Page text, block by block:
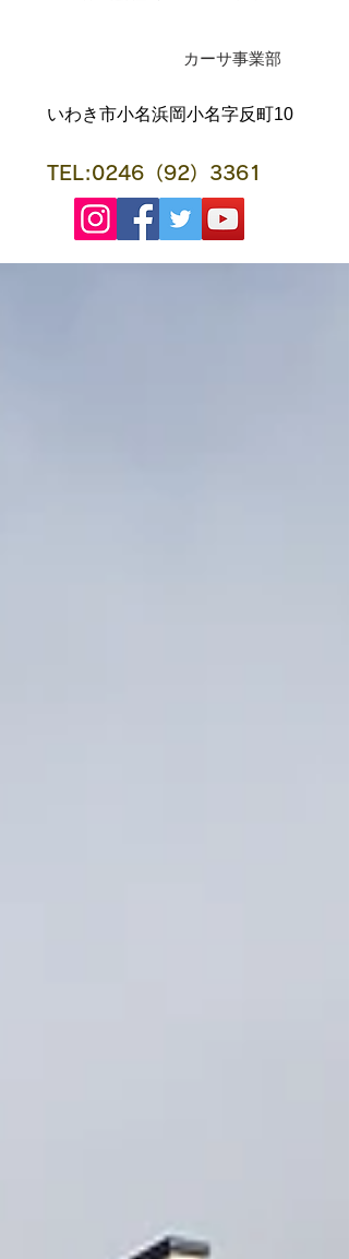
​カーサ事業部
​いわき市小名浜岡小名字反町10
TEL:0246（92）3361